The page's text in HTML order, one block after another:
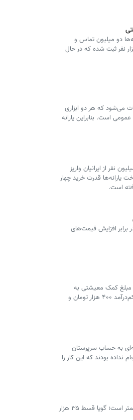
دو میلیون تماس و
به سایت حمایت معیشتی انجام و اعتراض یک میلیون و ۵۰ هزار نفر ثبت شده که در حال
می‌شود که هر دو ابزاری
است. بنابراین یارانه
هدفمندی یارانه‌ها اعلام کرده است یارانه جدید به حساب ۷۲ میلیون نفر از ایرانیان واریز
یارانه‌ها قدرت خرید چهار
برابر افزایش قیمت‌های
مبلغ کمک معیشتی به
حساب مردم آغاز شد. به گفته رئیس‌جمهور مبلغ این یارانه برای اقشار کم‌درآمد ۴۰۰ هزار تومان و
به حساب سرپرستان
نداده بودند که این کار را
بنابر بررسی‌های صورت گرفته، مبلغ یارانه پرداخت شده از مبلغ مذکور کمتر است؛ گویا قسط ۳۵ هزار